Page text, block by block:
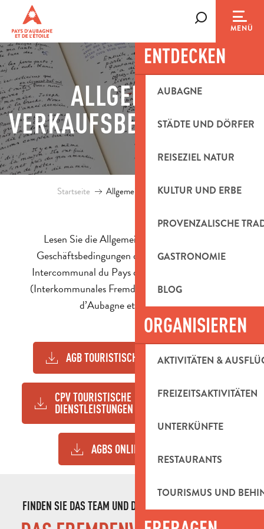
contenu
principal
MENÜ
ENTDECKEN
AUBAGNE
STÄDTE UND DÖRFER
REISEZIEL NATUR
KULTUR UND ERBE
PROVENZALISCHE
GASTRONOMIE
BLOG
ORGANISIEREN
AKTIVITÄTEN &
FREIZEITSAKTIVITÄTEN
UNTERKÜNFTE
RESTAURANTS
TOURISMUS UND
ALLGEMEINE
VERKAUFSBEDINGUNGEN
Startseite Allgemeine Verkaufsbedingungen
Lesen Sie die Allgemeinen und Besonderen
Geschäftsbedingungen des Office de Tourisme
Intercommunal du Pays d’Aubagne et de l’Étoile
(Interkommunales Fremdenverkehrsamt des Pays
d’Aubagne et de l’Étoile).
AGB TOURISTISCHE LEISTUNGEN 233KB
CPV TOURISTISCHE
DIENSTLEISTUNGEN
AGBS ONLINE-SHOP
FINDEN SIE DAS TEAM UND DIE VERPFLICHTUNGEN VON